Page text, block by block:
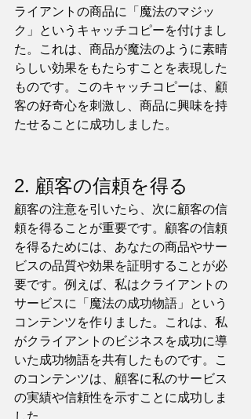
ライアントの商品に「魔法のマジッ
ク」というキャッチコピーを付けまし
た。これは、商品が魔法のように素晴
らしい効果をもたらすことを表現した
ものです。このキャッチコピーは、顧
客の好奇心を刺激し、商品に興味を持
たせることに成功しました。
2. 顧客の信頼を得る
顧客の注意を引いたら、次に顧客の信
頼を得ることが重要です。顧客の信頼
を得るためには、あなたの商品やサー
ビスの品質や効果を証明することが必
要です。例えば、私はクライアントの
サービスに「魔法の成功物語」という
コンテンツを作りました。これは、私
がクライアントのビジネスを成功に導
いた成功物語を共有したものです。こ
のコンテンツは、顧客に私のサービス
の実績や信頼性を示すことに成功しま
した。